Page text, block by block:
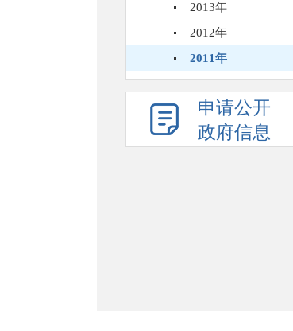
2013年
2012年
2011年
申请公开
政府信息